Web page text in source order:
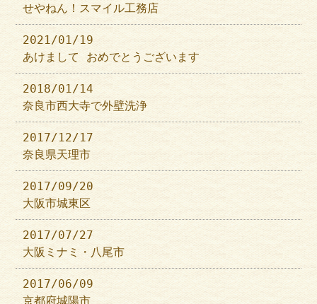
せやねん！スマイル工務店
2021/01/19
あけまして おめでとうございます
2018/01/14
奈良市西大寺で外壁洗浄
2017/12/17
奈良県天理市
2017/09/20
大阪市城東区
2017/07/27
大阪ミナミ・八尾市
2017/06/09
京都府城陽市